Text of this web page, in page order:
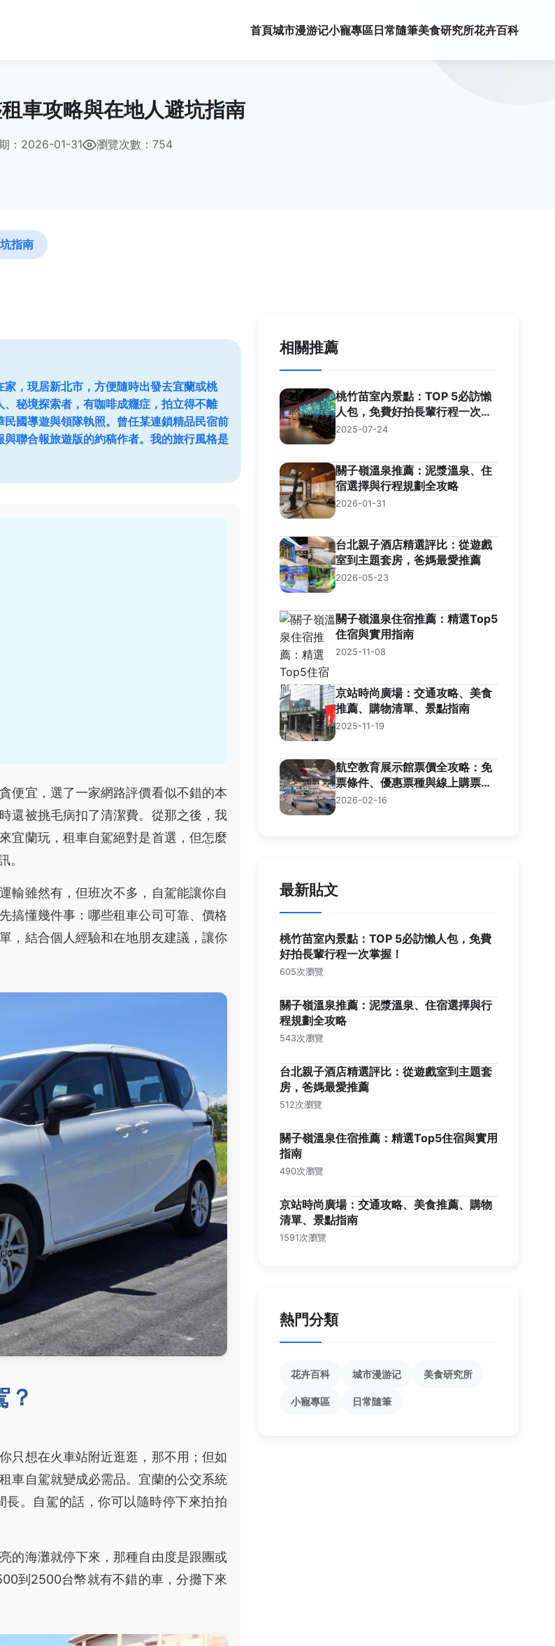
首頁城市漫游记小寵專區日常隨筆美食研究所花卉百科
車攻略與在地人避坑指南
： 2026-01-31 瀏覽次數：754
指南
，現居新北市，方便隨時出發去宜蘭或桃
秘境探索者，有咖啡成癮症，拍立得不離
國導遊與領隊執照。曾任某連鎖精品民宿前
聯合報旅遊版的約稿作者。我的旅行風格是
便宜，選了一家網路評價看似不錯的本
還被挑毛病扣了清潔費。從那之後，我
宜蘭玩，租車自駕絕對是首選，但怎麼
。
輸雖然有，但班次不多，自駕能讓你自
搞懂幾件事：哪些租車公司可靠、價格
，結合個人經驗和在地朋友建議，讓你
？
只想在火車站附近逛逛，那不用；但如
車自駕就變成必需品。宜蘭的公交系統
。自駕的話，你可以隨時停下來拍拍
的海灘就停下來，那種自由度是跟團或
到2500台幣就有不錯的車，分攤下來
相關推薦
桃竹苗室內景點：TOP 5必訪懶
人包，免費好拍長輩行程一次掌
握！
2025-07-24
關子嶺溫泉推薦：泥漿溫泉、住
宿選擇與行程規劃全攻略
2026-01-31
台北親子酒店精選評比：從遊戲
室到主題套房，爸媽最愛推薦
2026-05-23
關子嶺溫泉住宿推薦：精選Top5
住宿與實用指南
2025-11-08
京站時尚廣場：交通攻略、美食
推薦、購物清單、景點指南
2025-11-19
航空教育展示館票價全攻略：免
票條件、優惠票種與線上購票秘
訣
2026-02-16
最新貼文
桃竹苗室內景點：TOP 5必訪懶人包，免費
好拍長輩行程一次掌握！
605次瀏覽
關子嶺溫泉推薦：泥漿溫泉、住宿選擇與行
程規劃全攻略
543次瀏覽
台北親子酒店精選評比：從遊戲室到主題套
房，爸媽最愛推薦
512次瀏覽
關子嶺溫泉住宿推薦：精選Top5住宿與實用
指南
490次瀏覽
京站時尚廣場：交通攻略、美食推薦、購物
清單、景點指南
1591次瀏覽
熱門分類
花卉百科 城市漫游记 美食研究所
小寵專區 日常隨筆